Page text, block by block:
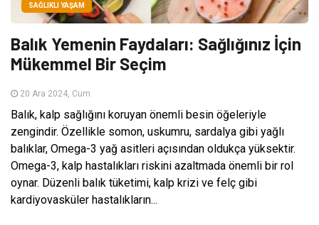
SAĞLIKLI YAŞAM
Balık Yemenin Faydaları: Sağlığınız İçin
Mükemmel Bir Seçim
20 Ara 2024, Cum
Balık, kalp sağlığını koruyan önemli besin öğeleriyle
zengindir. Özellikle somon, uskumru, sardalya gibi yağlı
balıklar, Omega-3 yağ asitleri açısından oldukça yüksektir.
Omega-3, kalp hastalıkları riskini azaltmada önemli bir rol
oynar. Düzenli balık tüketimi, kalp krizi ve felç gibi
kardiyovasküler hastalıkların...